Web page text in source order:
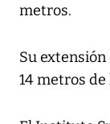
metros.
Su
14 metros